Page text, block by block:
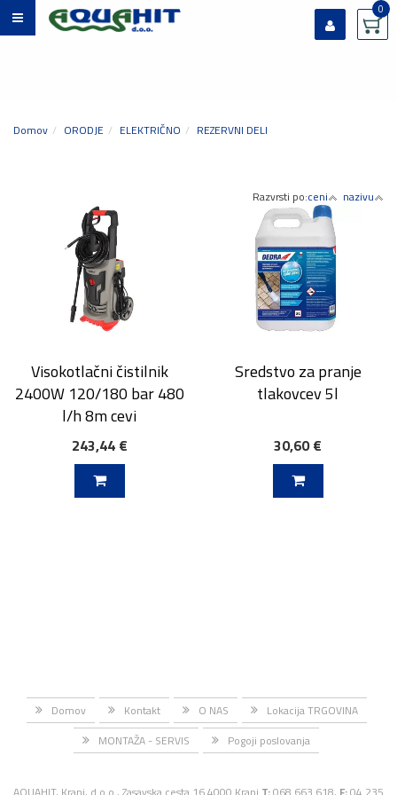
0
Domov ORODJE ELEKTRIČNO REZERVNI DELI
Razvrsti po:ceni nazivu
Visokotlačni čistilnik
2400W 120/180 bar 480
l/h 8m cevi
243,44 €
Sredstvo za pranje
tlakovcev 5l
30,60 €
Domov Kontakt O NAS
Lokacija TRGOVINA
MONTAŽA - SERVIS
Pogoji poslovanja
AQUAHIT, Kranj, d.o.o., Zasavska cesta 16 4000 Kranj T:068 663 618, F:04 235